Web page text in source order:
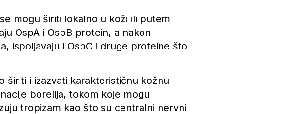
mogu širiti lokalno u koži ili putem
OspA i OspB protein, a nakon
ispoljavaju i OspC i druge proteine što
širiti i izazvati karakterističnu kožnu
borelija, tokom koje mogu
tropizam kao što su centralni nervni